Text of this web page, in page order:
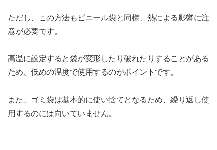
ただし、この方法もビニール袋と同様、熱による影響に注
意が必要です。
高温に設定すると袋が変形したり破れたりすることがある
ため、低めの温度で使用するのがポイントです。
また、ゴミ袋は基本的に使い捨てとなるため、繰り返し使
用するのには向いていません。